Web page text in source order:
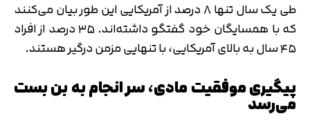
طی یک سال تنها ۸ درصد از آمریکایی این طور بیان می‌کنند
که با همسایگان خود گفتگو داشته‌اند. ۳۵ درصد از افراد
۴۵ سال به بالای آمریکایی، با تنهایی مزمن درگیر هستند.
پیگیری موفقیت مادی، سر انجام به بن بست
می‌رسد